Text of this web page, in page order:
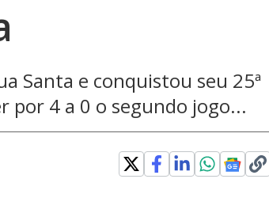
Santa e conquistou seu 25ª
por 4 a 0 o segundo jogo...